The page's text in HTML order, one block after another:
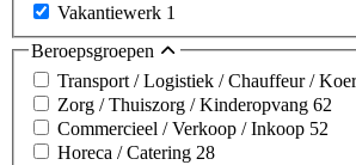
Vakantiewerk 1
Beroepsgroepen
Transport / Logistiek / Chauffeur /
Zorg / Thuiszorg / Kinderopvang 62
Commercieel / Verkoop / Inkoop 52
Horeca / Catering 28